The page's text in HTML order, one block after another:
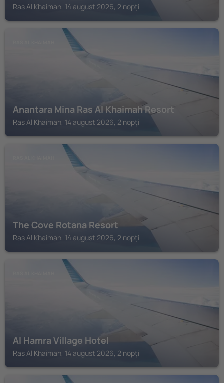
Ras Al Khaimah, 14 august 2026, 2 nopți
Anantara Mina Ras Al Khaimah Resort
Ras Al Khaimah, 14 august 2026, 2 nopți
The Cove Rotana Resort
Ras Al Khaimah, 14 august 2026, 2 nopți
Al Hamra Village Hotel
Ras Al Khaimah, 14 august 2026, 2 nopți